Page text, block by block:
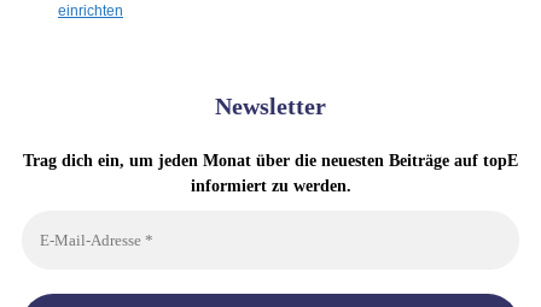
einrichten
Newsletter
Trag dich ein, um jeden Monat über die neuesten Beiträge auf topE
informiert zu werden.